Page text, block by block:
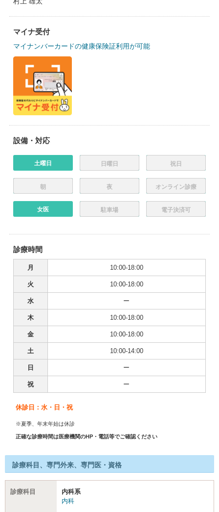
マイナ受付
マイナンバーカードの健康保険証利用が可能
設備・対応
土曜日 日曜日 祝日
朝 夜 オンライン診療
女医 駐車場 電子決済可
診療時間
月 10:00-18:00
火 10:00-18:00
水 ー
木 10:00-18:00
金 10:00-18:00
土 10:00-14:00
日 ー
祝 ー
休診日：水・日・祝
※夏季、年末年始は休診
正確な診療時間は医療機関のHP・電話等でご確認ください
診療科目、専門外来、専門医・資格
診療科目
内科系
内科